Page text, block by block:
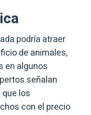
podría atraer
de animales,
en algunos
señalan
los
con el precio